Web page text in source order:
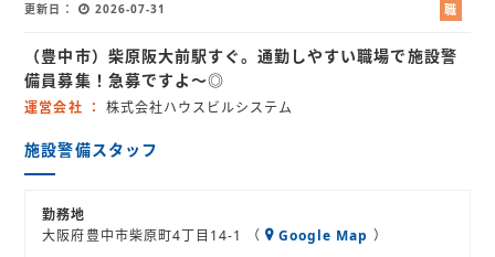
更新日 2026-07-31
職
紹
（豊中市）柴原阪大前駅すぐ。通勤しやすい職場で施設警
備員募集！急募ですよ～◎
運営会社 株式会社ハウスビルシステム
施設警備スタッフ
勤務地
大阪府豊中市柴原町4丁目14-1 （
Google Map ）